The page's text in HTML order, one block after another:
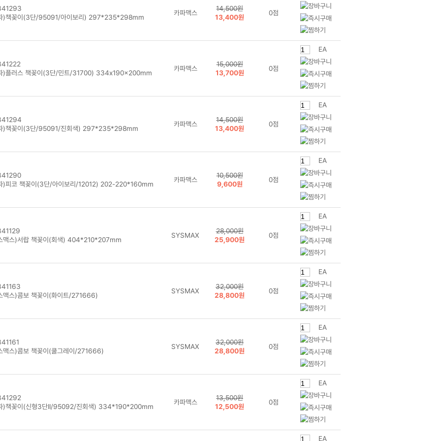
)책꽂이(3단/95091/아이보리) 297*235*298mm
카파맥스
14,500원
13,400원
0점
)플러스 책꽂이(3단/민트/31700) 334x190x200mm
카파맥스
15,000원
13,700원
0점
EA
)책꽂이(3단/95091/진회색) 297*235*298mm
카파맥스
14,500원
13,400원
0점
EA
)피코 책꽂이(3단/아이보리/12012) 202-220*160mm
카파맥스
10,500원
9,600원
0점
EA
맥스)서랍 책꽂이(회색) 404*210*207mm
SYSMAX
28,000원
25,900원
0점
EA
맥스)콤보 책꽂이(화이트/271666)
SYSMAX
32,000원
28,800원
0점
EA
맥스)콤보 책꽂이(쿨그레이/271666)
SYSMAX
32,000원
28,800원
0점
EA
)책꽂이(신형3단II/95092/진회색) 334*190*200mm
카파맥스
13,500원
12,500원
0점
EA
EA